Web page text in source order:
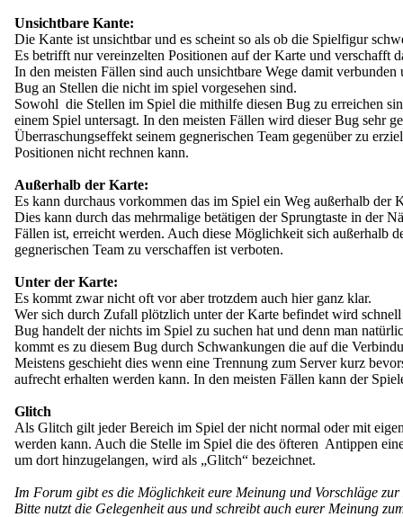
Unsichtbare Kante:
Die Kante ist unsichtbar und es scheint so als ob die Spielfigur
Es betrifft nur vereinzelten Positionen auf der Karte und verschafft
In den meisten Fällen sind auch unsichtbare Wege damit
Bug an Stellen die nicht im spiel vorgesehen sind.
Sowohl die Stellen im Spiel die mithilfe diesen Bug zu erreichen
einem Spiel untersagt. In den meisten Fällen wird dieser Bug sehr
Überraschungseffekt seinem gegnerischen Team gegenüber zu
Positionen nicht rechnen kann.
Außerhalb der Karte:
Es kann durchaus vorkommen das im Spiel ein Weg außerhalb der
Dies kann durch das mehrmalige betätigen der Sprungtaste in der
Fällen ist, erreicht werden. Auch diese Möglichkeit sich außerhalb
gegnerischen Team zu verschaffen ist verboten.
Unter der Karte:
Es kommt zwar nicht oft vor aber trotzdem auch hier ganz klar.
Wer sich durch Zufall plötzlich unter der Karte befindet wird schnell
Bug handelt der nichts im Spiel zu suchen hat und denn man
kommt es zu diesem Bug durch Schwankungen die auf die
Meistens geschieht dies wenn eine Trennung zum Server kurz
aufrecht erhalten werden kann. In den meisten Fällen kann der
Glitch
Als Glitch gilt jeder Bereich im Spiel der nicht normal oder mit
werden kann. Auch die Stelle im Spiel die des öfteren Antippen
um dort hinzugelangen, wird als „Glitch“ bezeichnet.
Im Forum gibt es die Möglichkeit eure Meinung und Vorschläge
Bitte nutzt die Gelegenheit aus und schreibt auch eurer Meinung